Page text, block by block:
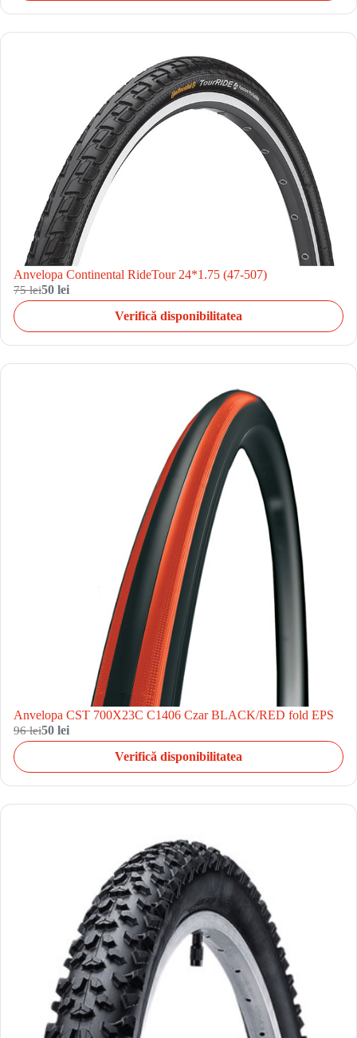
Anvelopa Continental RideTour 24*1.75 (47-507)
75 lei50 lei
Verifică disponibilitatea
Anvelopa CST 700X23C C1406 Czar BLACK/RED fold EPS
96 lei50 lei
Verifică disponibilitatea